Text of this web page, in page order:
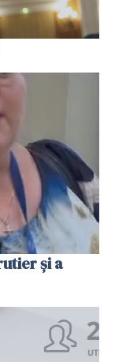
și a